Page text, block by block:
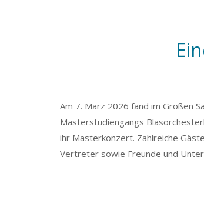
Am 7. März 2026 fand im Großen
Masterstudiengangs
ihr Masterkonzert. Zahlreiche
Vertreter sowie Freunde und